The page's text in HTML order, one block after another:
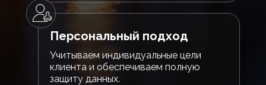
Учитываем индивидуальные цели
клиента и обеспечиваем полную
защиту данных.
Персональный подход